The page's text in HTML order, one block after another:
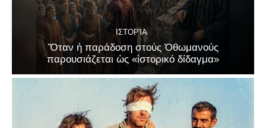
ΙΣΤΟΡΊΑ
Ὅταν ἡ παράδοση στούς Ὀθωμανούς
παρουσιάζεται ὡς «ἱστορικό δίδαγμα»